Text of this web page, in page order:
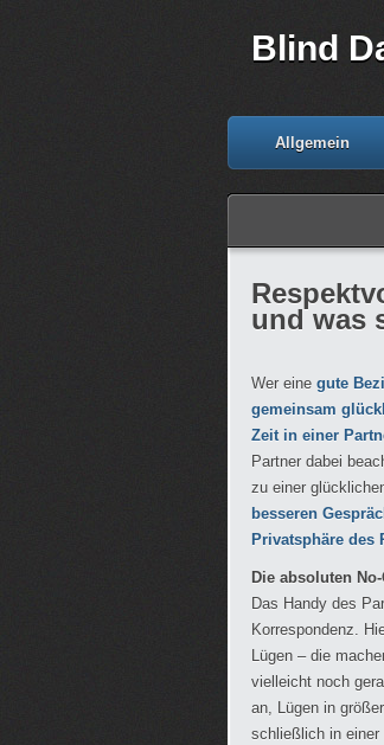
Blind
Allgemein
und was
Wer eine gute
gemeinsam
Zeit in einer
Partner dabei
zu einer
besseren
Privatsphäre des
Die absoluten
Das Handy des
Korrespondenz.
Lügen – die
vielleicht noch
an, Lügen in
schließlich in